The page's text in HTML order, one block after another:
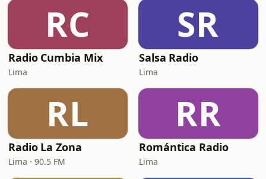
RC
Radio Cumbia Mix
Lima
SR
Salsa Radio
Lima
RL
Radio La Zona
Lima · 90.5 FM
RR
Romántica Radio
Lima